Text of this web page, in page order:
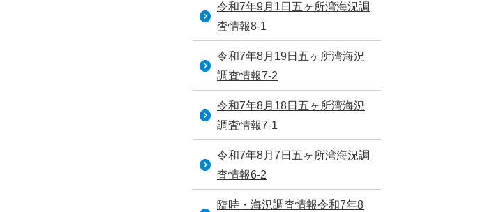
令和7年9月1日五ヶ所湾海況調
査情報8-1
令和7年8月19日五ヶ所湾海況
調査情報7-2
令和7年8月18日五ヶ所湾海況
調査情報7-1
令和7年8月7日五ヶ所湾海況調
査情報6-2
臨時・海況調査情報令和7年8